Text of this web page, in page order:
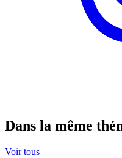
Dans la même
Voir tous